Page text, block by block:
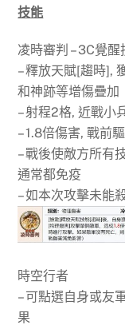
技能
凌時審判 – 3C覺醒
– 釋放天賦[趨時],
和神跡等增傷疊加
– 射程2格, 近戰小
– 1.8倍傷害, 戰前
– 戰後使敵方所有
通常都免疫
– 如本次攻擊未能
時空行者
– 可點選自身或友
果